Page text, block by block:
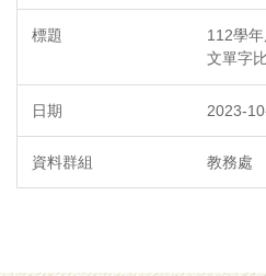
112學
文單字
2023-
教務處